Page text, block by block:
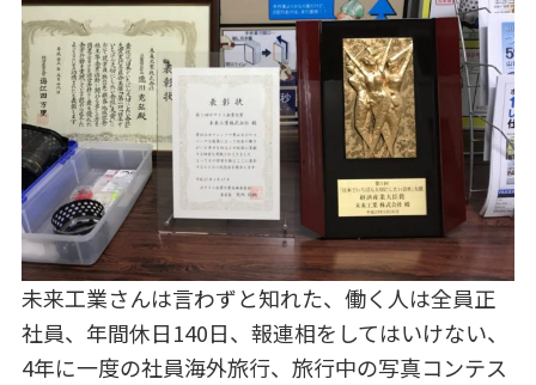
未来工業さんは言わずと知れた、働く人は全員正
社員、年間休日140日、報連相をしてはいけない、
4年に一度の社員海外旅行、旅行中の写真コンテス